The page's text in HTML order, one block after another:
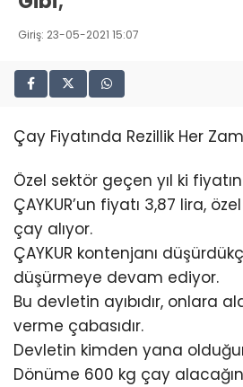
Giriş: 23-05-2021 15:07
Çay Fiyatında Rezillik Her
Özel sektör geçen yıl ki
ÇAYKUR’un fiyatı 3,87 lira,
çay alıyor.
ÇAYKUR kontenjanı
düşürmeye devam ediyor.
Bu devletin ayıbıdır, onlara
verme çabasıdır.
Devletin kimden yana
Dönüme 600 kg çay